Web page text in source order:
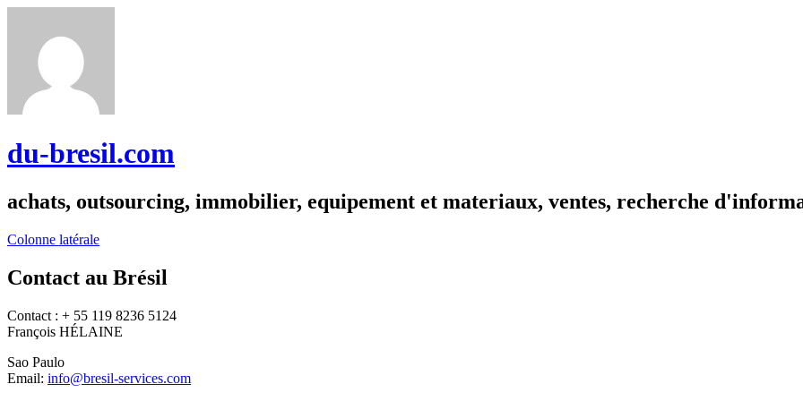
du-bresil.com
achats, outsourcing, immobilier, equipement et materiaux, ventes, recherche
Colonne latérale
Contact au Brésil
Contact : + 55 119 8236 5124
François HÉLAINE
Sao Paulo
Email: info@bresil-services.com